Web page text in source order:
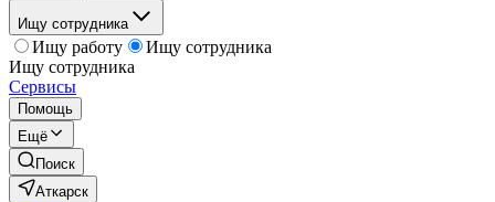
Ищу сотрудника
Ищу работу
Ищу сотрудника
Ищу сотрудника
Сервисы
Помощь
Ещё
Поиск
Аткарск